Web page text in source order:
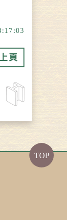
頁
TOP